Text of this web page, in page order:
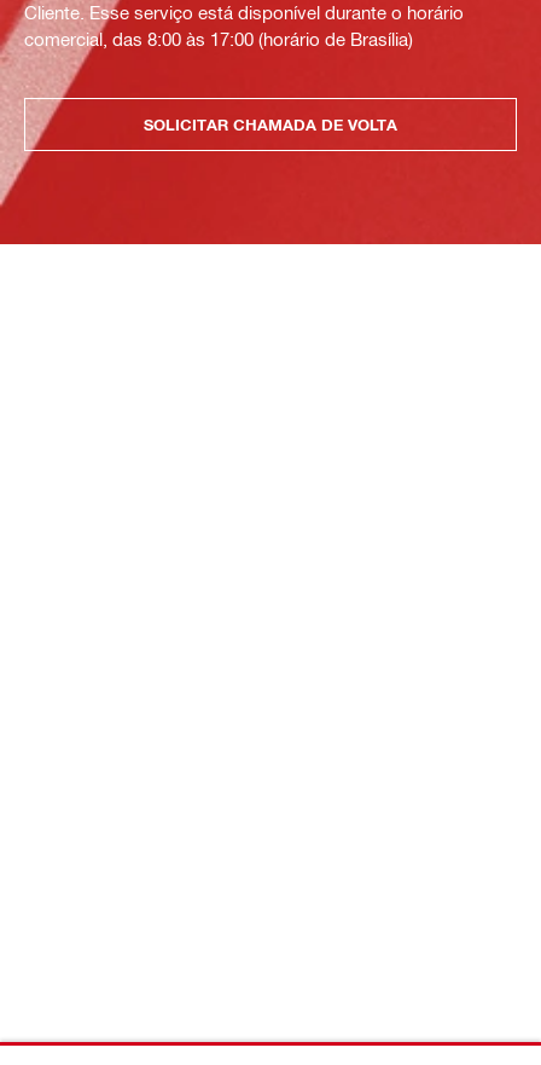
Cliente. Esse serviço está disponível durante o horário
comercial, das 8:00 às 17:00 (horário de Brasília)
SOLICITAR CHAMADA DE VOLTA